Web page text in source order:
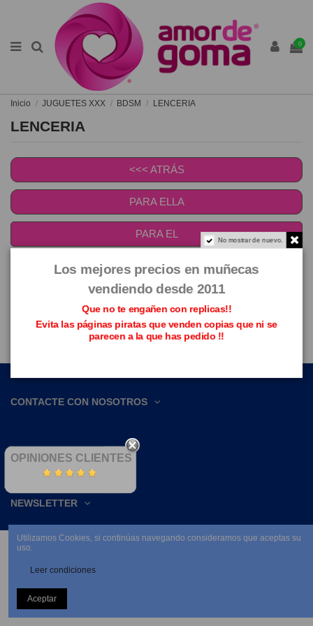
0
Inicio JUGUETES XXX BDSM LENCERIA
LENCERIA
<<< ATRÁS
PARA ELLA
PARA EL
No hay productos disponibles
PARA ELLA
CONTACTE CON NOSOTROS
OPINIONES CLIENTES
NEWSLETTER
No mostrar de nuevo.
Los mejores precios en muñecas
vendiendo desde 2011
Que no te engañen con replicas!!
Evita las páginas piratas que venden copias que ni se
parecen a la que has pedido !!
Utilizamos Cookies, si continúas navegando consideramos que aceptas su
uso.
Leer condiciones
Aceptar